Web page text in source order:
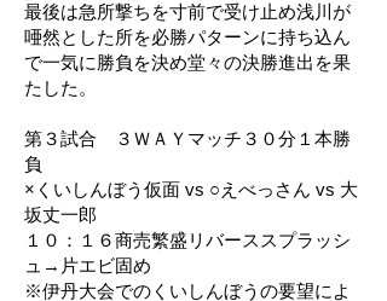
最後は急所撃ちを寸前で受け止め浅川が
唖然とした所を必勝パターンに持ち込ん
で一気に勝負を決め堂々の決勝進出を果
たした。
第３試合 ３ＷＡＹマッチ３０分１本勝
負
×くいしんぼう仮面 vs ○えべっさん vs 大
坂丈一郎
１０：１６商売繁盛リバーススプラッシ
ュ→片エビ固め
※伊丹大会でのくいしんぼうの要望によ